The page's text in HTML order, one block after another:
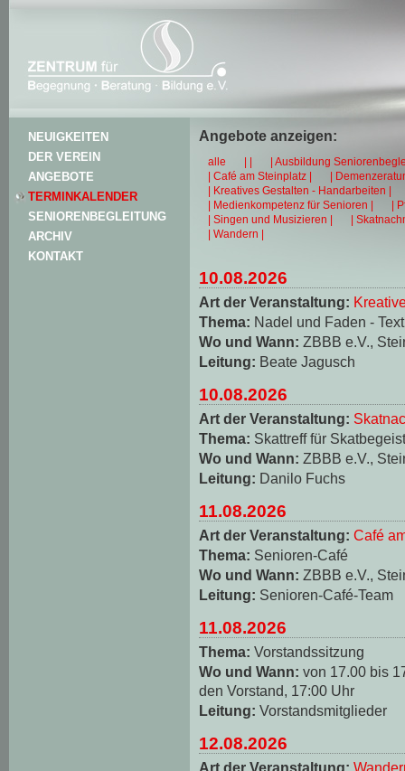
NEUIGKEITEN
DER VEREIN
ANGEBOTE
TERMINKALENDER
SENIORENBEGLEITUNG
ARCHIV
KONTAKT
Angebote anzeigen:
alle | |
| Ausbildung
| Café am Steinplatz |
|
| Kreatives Gestalten - Handarbeiten |
| Medienkompetenz für Senioren |
|
| Singen und Musizieren |
|
| Wandern |
10.08.2026
Art der Veranstaltung:
Thema: Nadel und Faden -
Wo und Wann: ZBBB e.V.,
Leitung: Beate Jagusch
10.08.2026
Art der Veranstaltung:
Thema: Skattreff für
Wo und Wann: ZBBB e.V.,
Leitung: Danilo Fuchs
11.08.2026
Art der Veranstaltung: Café
Thema: Senioren-Café
Wo und Wann: ZBBB e.V.,
Leitung: Senioren-Café-Team
11.08.2026
Thema: Vorstandssitzung
Wo und Wann: von 17.00 bis
den Vorstand, 17:00 Uhr
Leitung: Vorstandsmitglieder
12.08.2026
Art der Veranstaltung: